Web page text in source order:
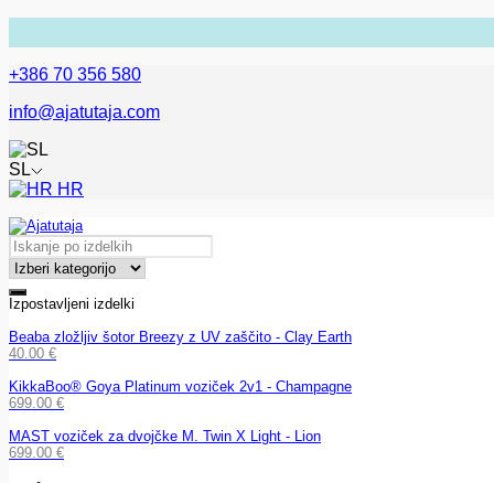
+386 70 356 580
info@ajatutaja.com
SL
HR
Izpostavljeni izdelki
Beaba zložljiv šotor Breezy z UV zaščito - Clay Earth
40.00 €
KikkaBoo® Goya Platinum voziček 2v1 - Champagne
699.00 €
MAST voziček za dvojčke M. Twin X Light - Lion
699.00 €